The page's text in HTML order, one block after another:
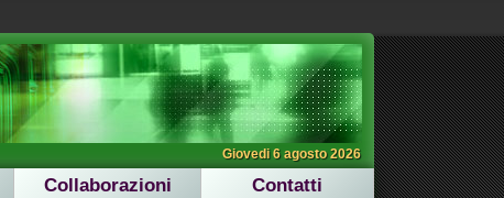
Giovedi 6 agosto 2026
Collaborazioni Contatti